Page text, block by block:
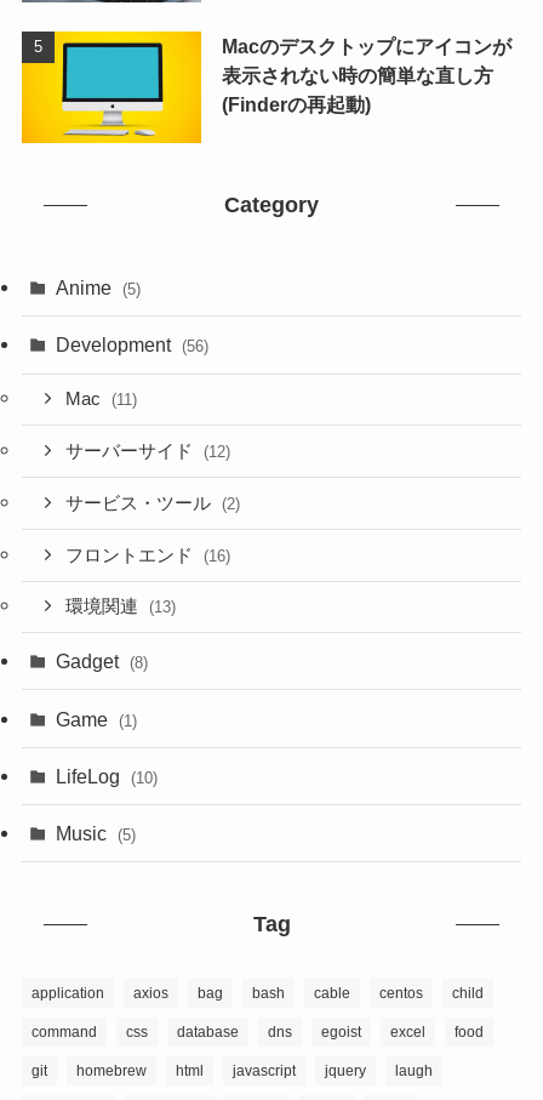
Macのデスクトップにアイコンが
表示されない時の簡単な直し方
(Finderの再起動)
Category
Anime (5)
Development (56)
Mac (11)
サーバーサイド (12)
サービス・ツール (2)
フロントエンド (16)
環境関連 (13)
Gadget (8)
Game (1)
LifeLog (10)
Music (5)
Tag
application axios bag bash cable centos child
command css database dns egoist excel food
git homebrew html javascript jquery laugh